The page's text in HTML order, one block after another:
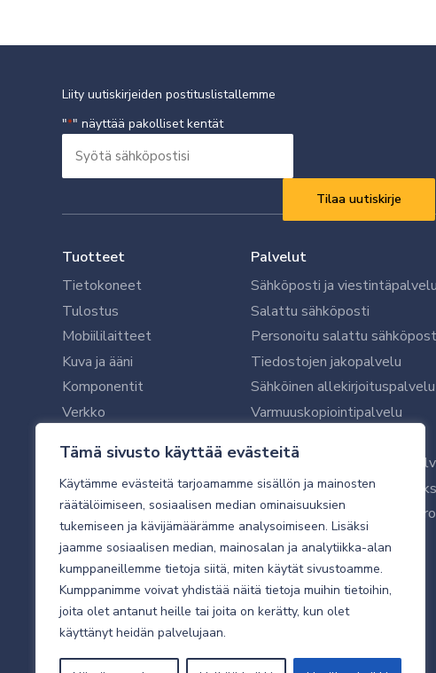
Tämä sivusto käyttää evästeitä
Käytämme evästeitä tarjoamamme sisällön ja mainosten
räätälöimiseen, sosiaalisen median ominaisuuksien
tukemiseen ja kävijämäärämme analysoimiseen. Lisäksi
jaamme sosiaalisen median, mainosalan ja analytiikka-alan
kumppaneillemme tietoja siitä, miten käytät sivustoamme.
Kumppanimme voivat yhdistää näitä tietoja muihin tietoihin,
joita olet antanut heille tai joita on kerätty, kun olet
käyttänyt heidän palvelujaan.
Liity uutiskirjeiden postituslistallemme
"*" näyttää pakolliset kentät
sähköpostisi
Tuotteet
Tietokoneet
Tulostus
Mobiililaitteet
Kuva ja ääni
Komponentit
Verkko
Oheislaitteet
Palvelut
Sähköposti ja
Salattu sähköposti
Personoitu salattu
Tiedostojen jakopalvelu
Sähköinen allekirjoituspalvelu
Varmuuskopiointipalvelu
Microsoft 365 -
WithSecure tietoturva
WithSecuren tietoturva
Käyttäjätukipalvelu
Tietoturvakartoitus
Sähköpostikartoitus
Valvottu tietoturva 24/7